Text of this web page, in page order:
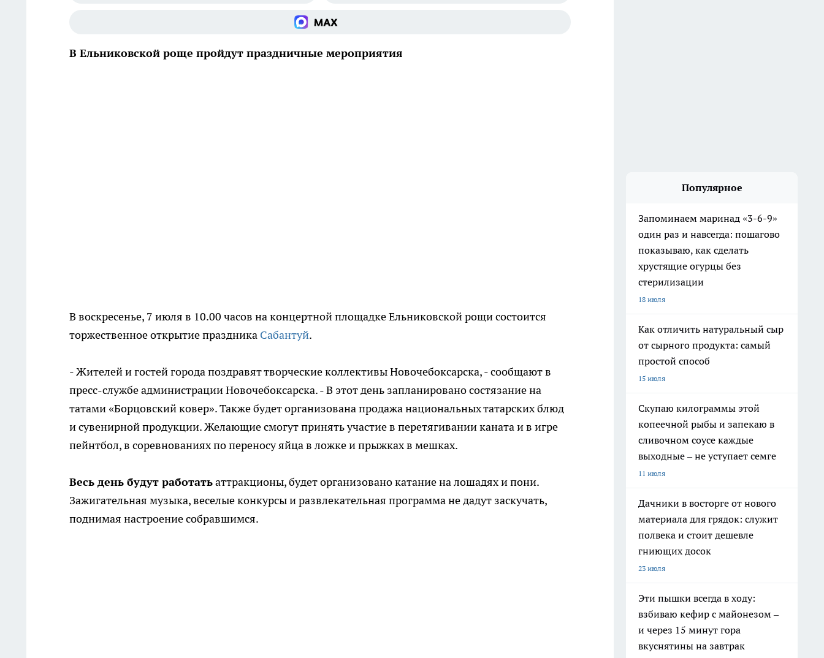
В Ельниковской роще пройдут праздничные мероприятия
В воскресенье, 7 июля в 10.00 часов на концертной площадке Ельниковской рощи состоится
торжественное открытие праздника Сабантуй.
- Жителей и гостей города поздравят творческие коллективы Новочебоксарска, - сообщают в
пресс-службе администрации Новочебоксарска. - В этот день запланировано состязание на
татами «Борцовский ковер». Также будет организована продажа национальных татарских блюд
и сувенирной продукции. Желающие смогут принять участие в перетягивании каната и в игре
пейнтбол, в соревнованиях по переносу яйца в ложке и прыжках в мешках.
Весь день будут работатьаттракционы, будет организовано катание на лошадях и пони.
Зажигательная музыка, веселые конкурсы и развлекательная программа не дадут заскучать,
поднимая настроение собравшимся.
Популярное
Запоминаем маринад «3-6-9»
один раз и навсегда: пошагово
показываю, как сделать
хрустящие огурцы без
стерилизации
18 июля
Как отличить натуральный сыр
от сырного продукта: самый
простой способ
15 июля
Скупаю килограммы этой
копеечной рыбы и запекаю в
сливочном соусе каждые
выходные – не уступает семге
11 июля
Дачники в восторге от нового
материала для грядок: служит
полвека и стоит дешевле
гниющих досок
23 июля
Эти пышки всегда в ходу:
взбиваю кефир с майонезом –
и через 15 минут гора
вкуснятины на завтрак